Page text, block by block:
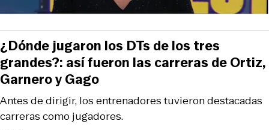
Antes de dirigir, los entrenadores tuvieron destacadas
carreras como jugadores.
¿Dónde jugaron los DTs de los tres
grandes?: así fueron las carreras de Ortiz,
Garnero y Gago